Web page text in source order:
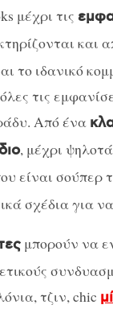
μέχρι τις
και
το ιδανικό
τις
Από ένα
, μέχρι
είναι σούπερ
σχέδια για
μπορούν να
τζιν, chic